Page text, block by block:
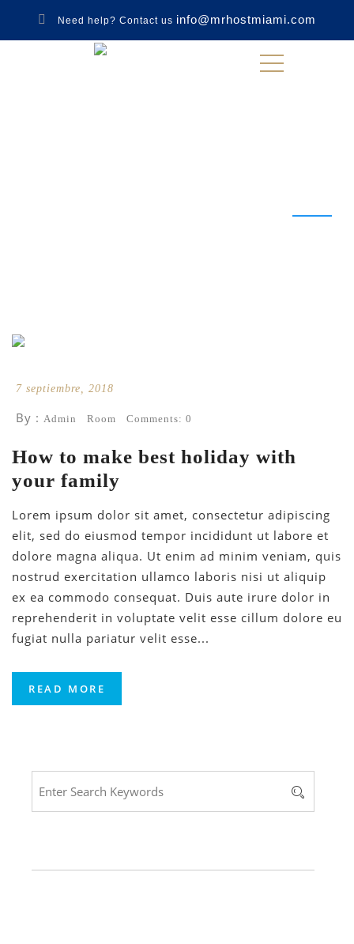
Need help? Contact us info@mrhostmiami.com
7 septiembre, 2018
By : Admin Room Comments: 0
How to make best holiday with
your family
Lorem ipsum dolor sit amet, consectetur adipiscing
elit, sed do eiusmod tempor incididunt ut labore et
dolore magna aliqua. Ut enim ad minim veniam, quis
nostrud exercitation ullamco laboris nisi ut aliquip
ex ea commodo consequat. Duis aute irure dolor in
reprehenderit in voluptate velit esse cillum dolore eu
fugiat nulla pariatur velit esse...
READ MORE